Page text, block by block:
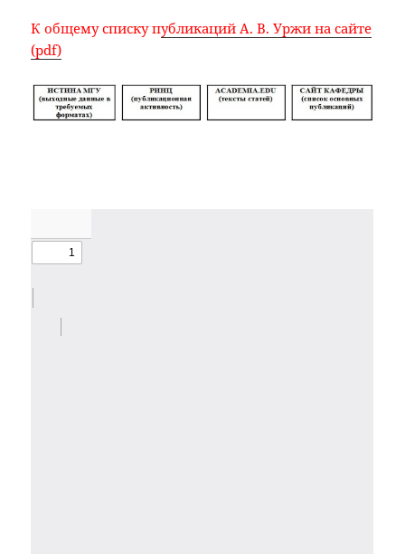
К общему списку публикаций А. В. Уржи на сайте
(pdf)